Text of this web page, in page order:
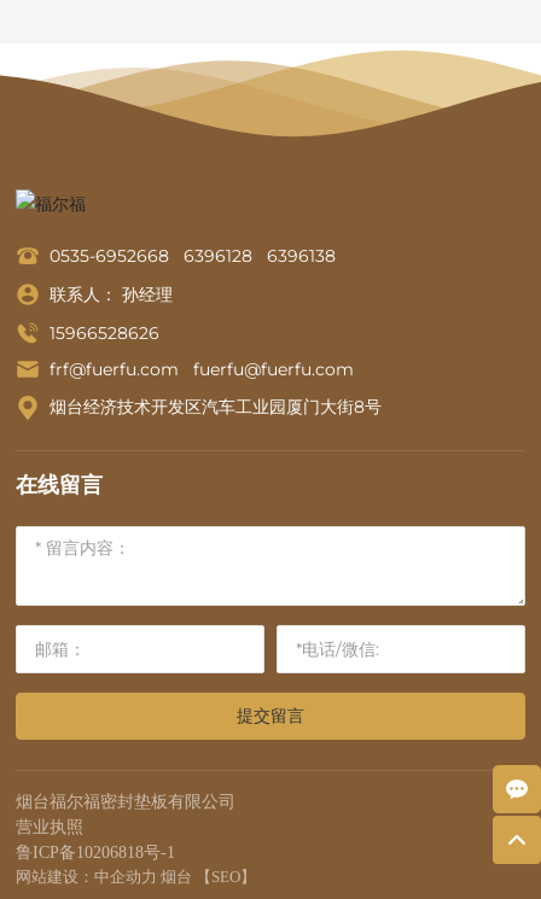
0535-6952668 63961286396138
联系人： 孙经理
15966528626
frf@fuerfu.com
fuerfu@fuerfu.com
烟台经济技术开发区汽车工业园厦门大街8号
在线留言
提交留言
烟台福尔福密封垫板有限公司
营业执照
鲁ICP备10206818号-1
网站建设：中企动力 烟台 【SEO】